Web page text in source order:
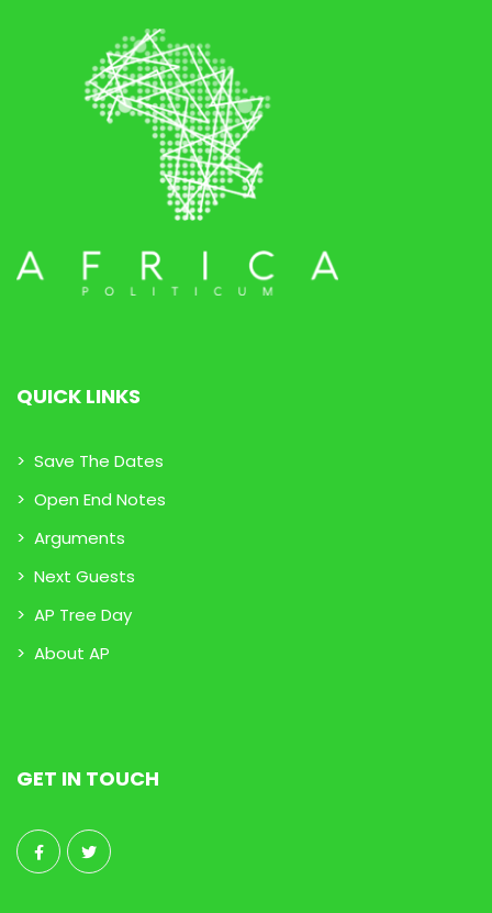
QUICK LINKS
> Save The Dates
> Open End Notes
> Arguments
> Next Guests
> AP Tree Day
> About AP
GET IN TOUCH